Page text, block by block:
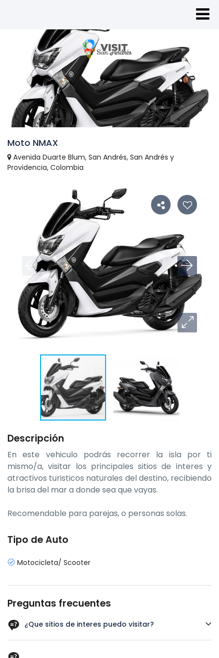
Moto NMAX
Avenida Duarte Blum, San Andrés, San Andrés y
Providencia, Colombia
Descripción
En este vehiculo podrás recorrer la isla por ti
mismo/a, visitar los principales sitios de interes y
atractivos turisticos naturales del destino, recibiendo
la brisa del mar a donde sea que vayas.
Recomendable para parejas, o personas solas.
Tipo de Auto
Motocicleta/ Scooter
Preguntas frecuentes
¿Que sitios de interes puedo visitar?
Hoyo soplador - Iglesia bautista - Laguna big pound -